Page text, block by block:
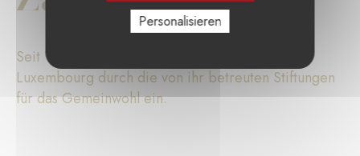
Seit 17 Jahren setzt sich die Fondation de
Luxembourg durch die von ihr betreuten Stiftungen
für das Gemeinwohl ein.
Personalisieren